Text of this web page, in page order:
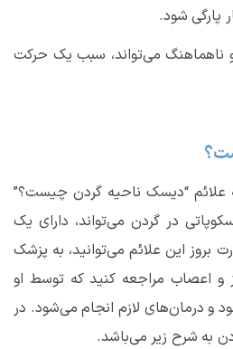
پارگی شود.
ناهماهنگ می‌تواند، سبب یک حرکت
“دیسک ناحیه گردن چیست؟”
در گردن می‌تواند، دارای یک
بروز این علائم می‌توانید، به پزشک
اعصاب مراجعه کنید که توسط او
درمان‌های لازم انجام می‌شود. در
به شرح زیر می‌باشد.